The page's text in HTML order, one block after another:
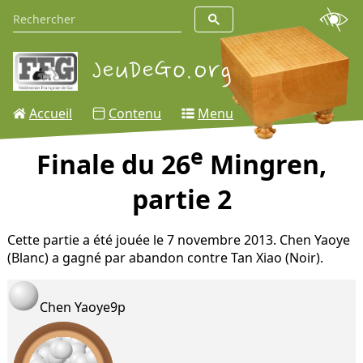
Accueil Contenu Menu
Finale du 26e Mingren,
partie 2
Cette partie a été jouée le 7 novembre 2013. Chen Yaoye
(Blanc) a gagné par abandon contre Tan Xiao (Noir).
Chen Yaoye9p